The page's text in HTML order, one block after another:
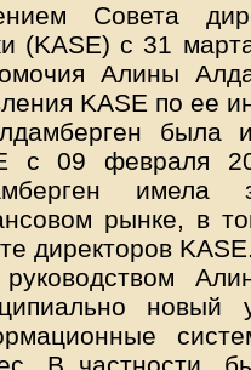
Совета
(KASE) с 31
Алины
KASE по ее
была
с 09 февраля
имела
рынке, в
директоров
новый